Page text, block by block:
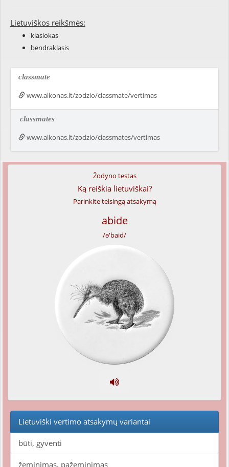
Lietuviškos reikšmės:
klasiokas
bendraklasis
classmate
www.alkonas.lt/zodzio/classmate/vertimas
classmates
www.alkonas.lt/zodzio/classmates/vertimas
Žodyno testas
Ką reiškia lietuviškai?
Parinkite teisingą atsakymą
abide
/ə'baid/
Lietuviški vertimo atsakymų variantai
būti, gyventi
žeminimas, pažeminimas